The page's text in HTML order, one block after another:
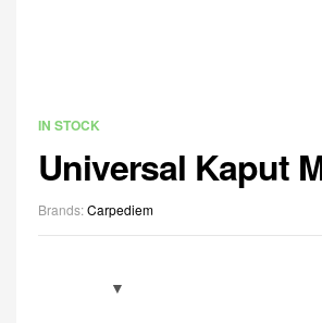
IN STOCK
Universal Kaput
Brands:Carpediem